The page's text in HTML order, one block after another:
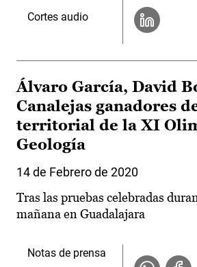
Cortes audio
Álvaro García, David
Canalejas ganadores
territorial de la XI
Geología
14 de Febrero de 2020
Tras las pruebas celebradas
mañana en Guadalajara
Notas de prensa